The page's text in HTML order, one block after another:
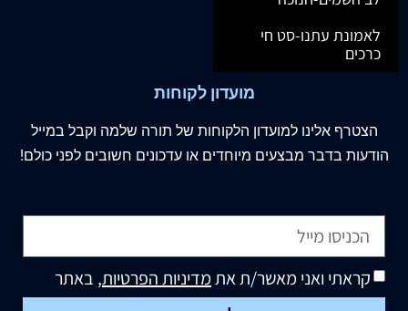
לאמונת עתנו-סט חי
כרכים
מועדון לקוחות
הצטרף אלינו למועדון הלקוחות של תורה שלמה וקבל במייל
הודעות בדבר מבצעים מיוחדים או עדכונים חשובים לפני כולם!
קראתי ואני מאשר/ת אתמדיניות הפרטיות, באתר